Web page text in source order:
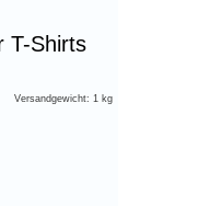
T-Shirts
Versandgewicht: 1 kg